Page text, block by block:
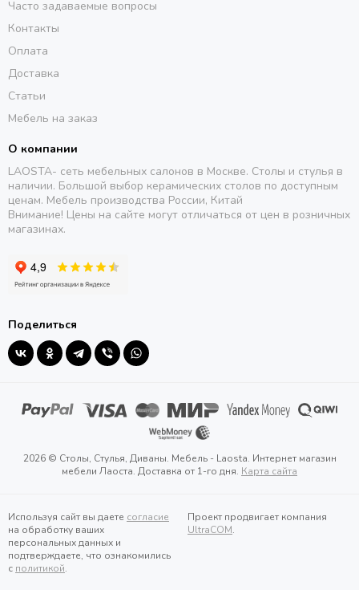
Часто задаваемые вопросы
Контакты
Оплата
Доставка
Статьи
Мебель на заказ
О компании
LAOSTA- сеть мебельных салонов в Москве. Столы и стулья в
наличии. Большой выбор керамических столов по доступным
ценам. Мебель производства России, Китай
Внимание! Цены на сайте могут отличаться от цен в розничных
магазинах.
Поделиться
2026 © Столы, Стулья, Диваны. Мебель - Laosta. Интернет магазин
мебели Лаоста. Доставка от 1-го дня. Карта сайта
Используя сайт вы даете согласие
на обработку ваших
персональных данных и
подтверждаете, что ознакомились
с политикой.
Проект продвигает компания
UltraCOM.